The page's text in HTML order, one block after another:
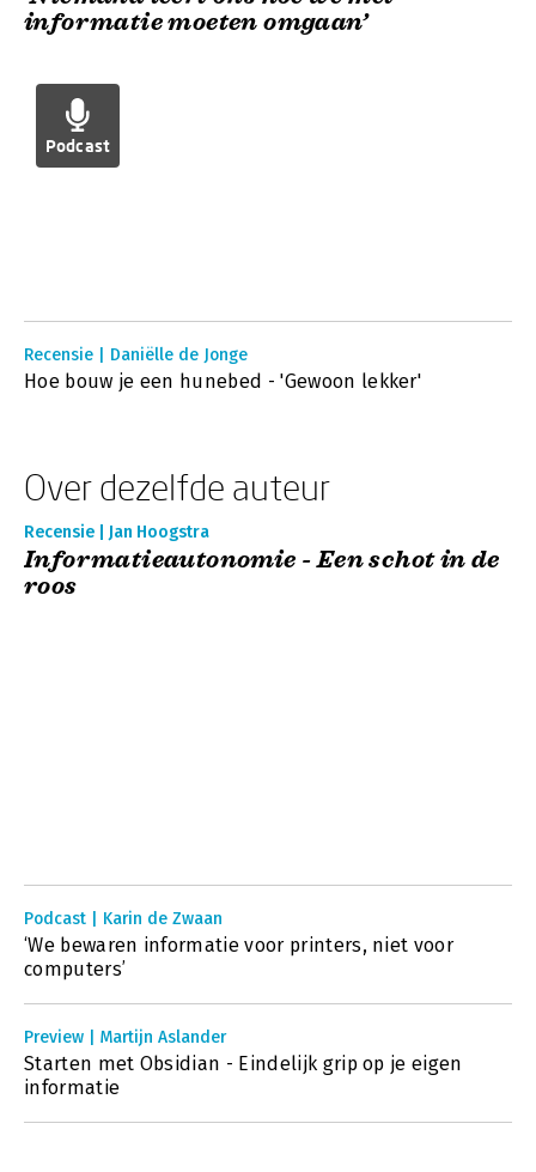
informatie moeten omgaan’
Podcast
Recensie | Daniëlle de Jonge
Hoe bouw je een hunebed - 'Gewoon lekker'
Over dezelfde auteur
Recensie | Jan Hoogstra
Informatieautonomie - Een schot in de
roos
Podcast | Karin de Zwaan
‘We bewaren informatie voor printers, niet voor
computers’
Preview | Martijn Aslander
Starten met Obsidian - Eindelijk grip op je eigen
informatie